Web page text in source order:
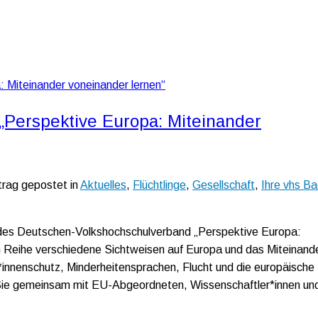
Europa: Miteinander
gepostet inAktuelles, Flüchtlinge, Gesellschaft,
Ihre vhs
Deutschen-Volkshochschulverband „Perspektive Europa:
verschiedene Sichtweisen auf Europa und das
Minderheitensprachen, Flucht und die europäische
gemeinsam mit EU-Abgeordneten, Wissenschaftler*innen